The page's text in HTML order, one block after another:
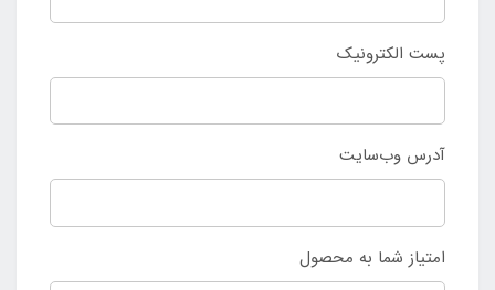
پست الکترونیک
آدرس وب‌سایت
امتیاز شما به محصول